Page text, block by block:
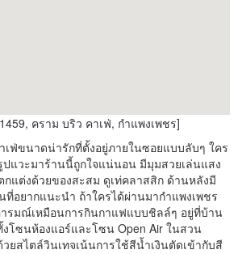
คราม บริว คาเฟ่, กำแพงเพชร]
ฟ่ขนาดน่ารักที่ตั้งอยู่ภายในซอยแบบลับๆ ใคร
แวะมาร้านนี้ถูกใจแน่นอน มีมุมสวยเล่นแสง
แต่งด้วยของสะสม ดูเท่คลาสสิก ด้านหลังมี
อยากแนะนำ ถ้าใครได้ผ่านมากำแพงเพชร
รมณ์เหมือนการกินกาแฟแบบชิลล์ๆ อยู่ที่บ้าน
งโซนห้องแอร์และโซน Open Air ในสวน
ยสไตล์วินเทจเน้นการใช้สีน้ำเงินตัดเข้ากับสี